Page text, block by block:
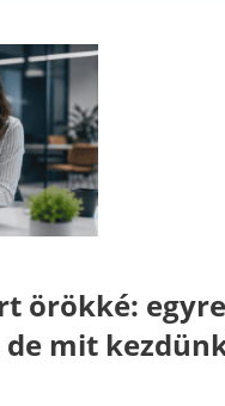
örökké: egyre
mit